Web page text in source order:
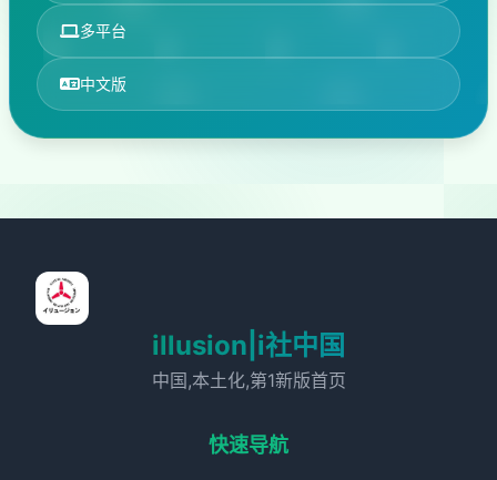
多平台
中文版
illusion|i社中国
中国,本土化,第1新版首页
快速导航